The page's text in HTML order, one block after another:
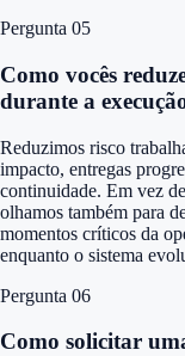
Pergunta 05
Como vocês
durante a
Reduzimos risco
impacto, entregas
continuidade. Em vez
olhamos também para
momentos críticos da
enquanto o sistema
Pergunta 06
Como solicitar